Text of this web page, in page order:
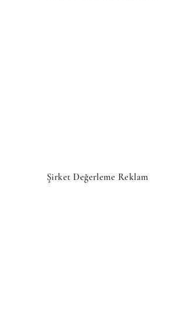
Şirket Değerleme Reklam